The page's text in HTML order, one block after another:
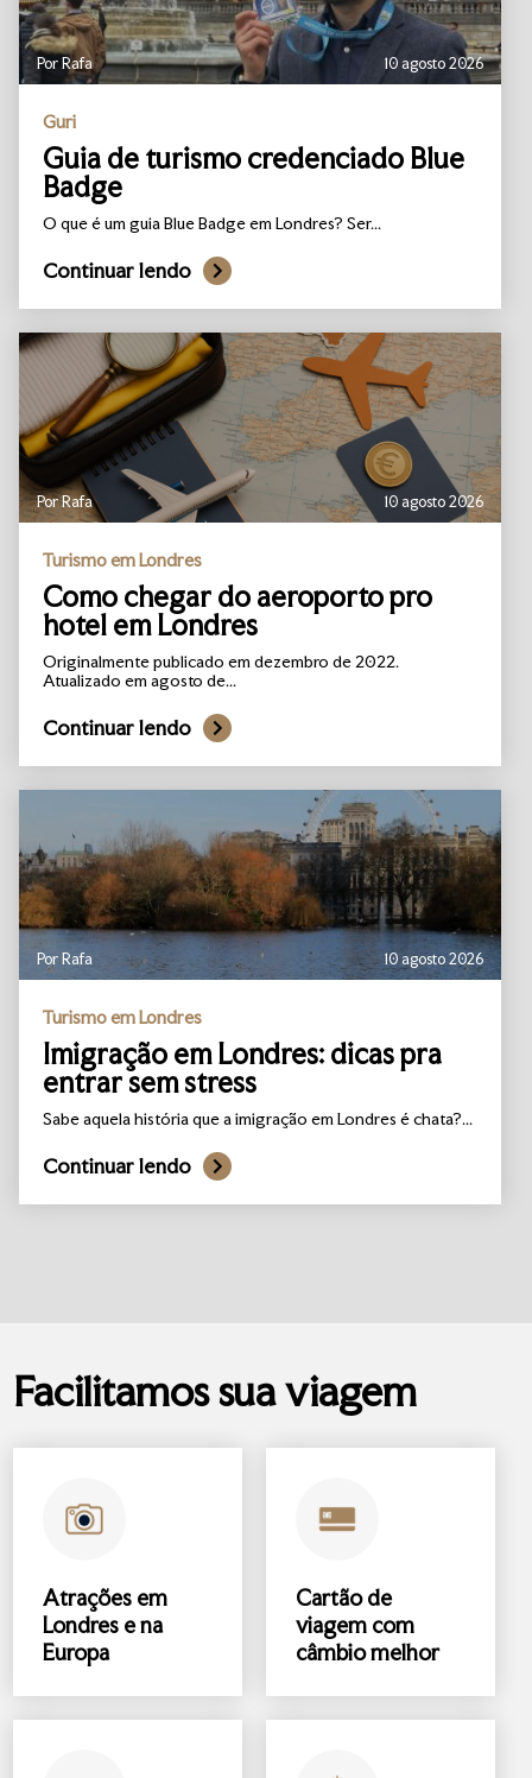
Por Rafa 10 agosto 2026
Guri
Guia de turismo credenciado Blue
Badge
O que é um guia Blue Badge em Londres? Ser...
Continuar lendo
Por Rafa 10 agosto 2026
Turismo em Londres
Como chegar do aeroporto pro
hotel em Londres
Originalmente publicado em dezembro de 2022.
Atualizado em agosto de...
Continuar lendo
Por Rafa 10 agosto 2026
Turismo em Londres
Imigração em Londres: dicas pra
entrar sem stress
Sabe aquela história que a imigração em Londres é chata?...
Continuar lendo
Facilitamos sua viagem
Atrações em
Londres e na
Europa
Cartão de
viagem com
câmbio melhor